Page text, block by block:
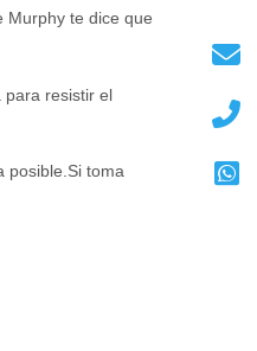
Murphy te dice que
para resistir el
posible.Si toma